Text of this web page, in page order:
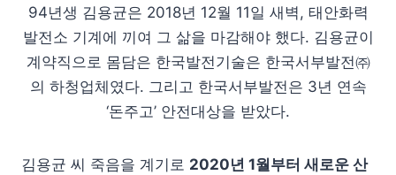
94년생 김용균은 2018년 12월 11일 새벽, 태안화력
발전소 기계에 끼여 그 삶을 마감해야 했다. 김용균이
계약직으로 몸담은 한국발전기술은 한국서부발전㈜
의 하청업체였다. 그리고 한국서부발전은 3년 연속
‘돈주고’ 안전대상을 받았다.
김용균 씨 죽음을 계기로 2020년 1월부터 새로운 산